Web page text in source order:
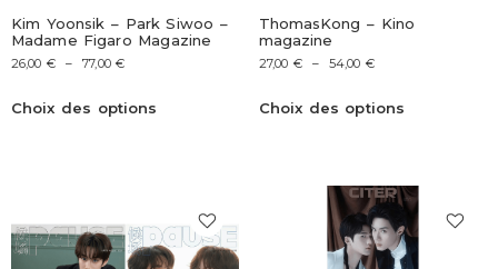
Kim Yoonsik – Park Siwoo –
Madame Figaro Magazine
26,00 € – 77,00€
Choix des options
ThomasKong – Kino
magazine
27,00 € – 54,00 €
Choix des options